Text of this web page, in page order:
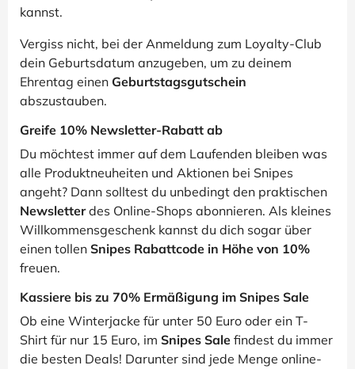
kannst.
Vergiss nicht, bei der Anmeldung zum Loyalty-Club
dein Geburtsdatum anzugeben, um zu deinem
Ehrentag einen Geburtstagsgutschein
abszustauben.
Greife 10% Newsletter-Rabatt ab
Du möchtest immer auf dem Laufenden bleiben was
alle Produktneuheiten und Aktionen bei Snipes
angeht? Dann solltest du unbedingt den praktischen
Newsletterdes Online-Shops abonnieren. Als kleines
Willkommensgeschenk kannst du dich sogar über
einen tollen Snipes Rabattcode in Höhe von 10%
freuen.
Kassiere bis zu 70% Ermäßigung im Snipes Sale
Ob eine Winterjacke für unter 50 Euro oder ein T-
Shirt für nur 15 Euro, im Snipes Sale findest du immer
die besten Deals! Darunter sind jede Menge online-